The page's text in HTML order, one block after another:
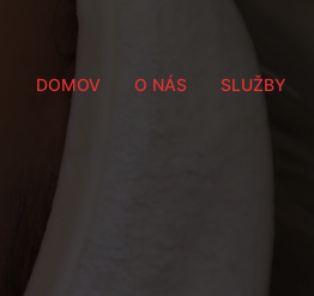
DOMOV O NÁS SLUŽBY